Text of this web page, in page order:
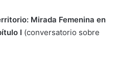
Mirada Femenina en
I (conversatorio sobre